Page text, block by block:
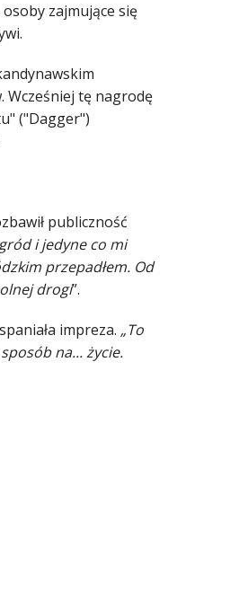
zajmujące się
Wcześniej tę nagrodę
("Dagger")
publiczność
i jedyne co mi
przepadłem. Od
drogi”.
impreza. „To
na... życie.